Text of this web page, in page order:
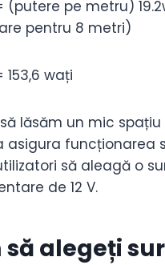
(putere pe metru)
pentru 8 metri)
153,6 wați
lăsăm un mic
asigura funcționarea
să aleagă o
de 12 V.
să alegeți